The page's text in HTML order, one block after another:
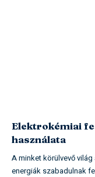
Elektrokémiai
használata
A minket körülvevő
energiák szabadulnak